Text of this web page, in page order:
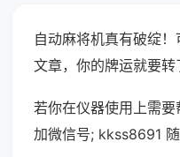
自动麻将机真有破绽
文章，你的牌运就要转
若你在仪器使用上需
加微信号; kkss8691 随